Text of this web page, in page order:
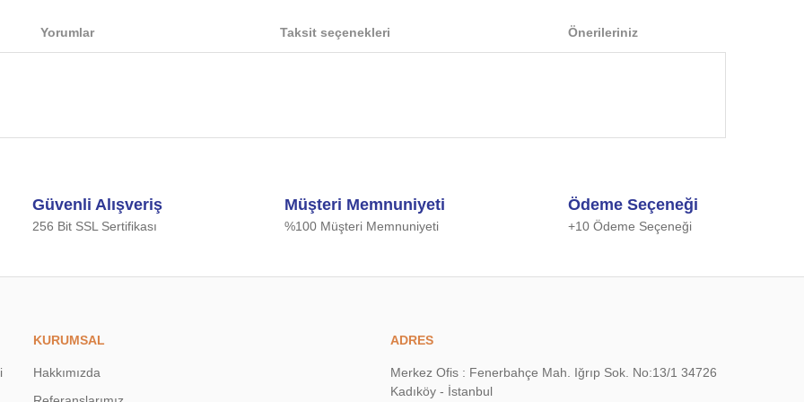
Yorumlar Taksit seçenekleri Önerileriniz
konularda yetersiz gördüğünüz noktaları öneri formunu kullanarak tarafımıza iletebilirsiniz.
Güvenli Alışveriş
256 Bit SSL Sertifikası
Müşteri Memnuniyeti
%100 Müşteri Memnuniyeti
Ödeme Seçeneği
+10 Ödeme Seçeneği
KURUMSAL
Hakkımızda
ADRES
Merkez Ofis : Fenerbahçe Mah. Iğrıp Sok. No:13/1 34726
Kadıköy - İstanbul